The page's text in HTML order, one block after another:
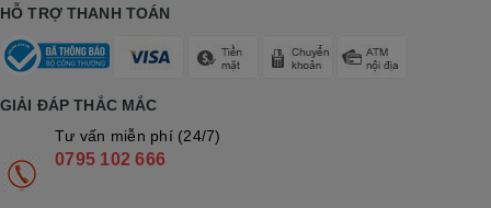
HỖ TRỢ THANH TOÁN
GIẢI ĐÁP THẮC MẮC
Tư vấn miễn phí (24/7)
0795 102 666